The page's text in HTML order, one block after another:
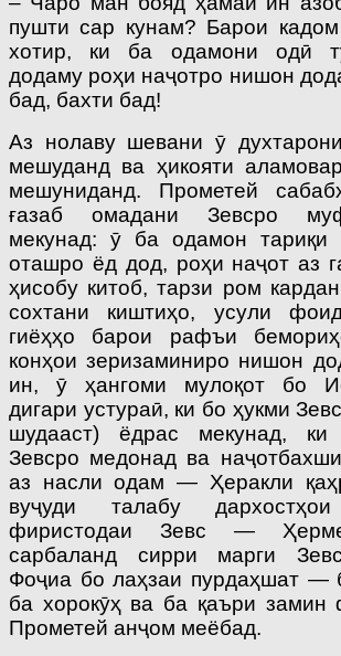
пушти сар кунам? Барои
хотир, ки ба одамони одӣ
додаму роҳи наҷотро нишон
бад, бахти бад!
Аз нолаву шевани ӯ
мешуданд ва ҳикояти
мешуниданд. Прометей
ғазаб омадани Зевсро
мекунад: ӯ ба одамон тариқи
оташро ёд дод, роҳи наҷот аз
ҳисобу китоб, тарзи ром
сохтани киштиҳо, усули
гиёҳҳо барои рафъи
конҳои зеризаминиро нишон
ин, ӯ ҳангоми мулоқот бо
дигари устураӣ, ки бо ҳукми
шудааст) ёдрас мекунад, ки
Зевсро медонад ва
аз насли одам — Ҳеракли
вуҷуди талабу
фиристодаи Зевс —
сарбаланд сирри марги
Фоҷиа бо лаҳзаи пурдаҳшат —
ба хорокӯҳ ва ба қаъри замин
Прометей анҷом меёбад.